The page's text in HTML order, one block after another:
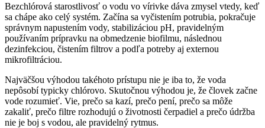
Bezchlórová starostlivosť o vodu vo vírivke dáva zmysel vtedy, keď
sa chápe ako celý systém. Začína sa vyčistením potrubia, pokračuje
správnym napustením vody, stabilizáciou pH, pravidelným
používaním prípravku na obmedzenie biofilmu, následnou
dezinfekciou, čistením filtrov a podľa potreby aj externou
mikrofiltráciou.
Najväčšou výhodou takéhoto prístupu nie je iba to, že voda
nepôsobí typicky chlórovo. Skutočnou výhodou je, že človek začne
vode rozumieť. Vie, prečo sa kazí, prečo pení, prečo sa môže
zakaliť, prečo filtre rozhodujú o životnosti čerpadiel a prečo údržba
nie je boj s vodou, ale pravidelný rytmus.